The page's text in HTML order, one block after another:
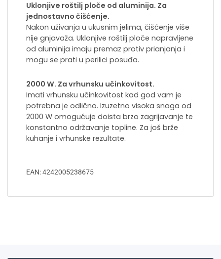
Uklonjive roštilj ploče od aluminija. Za
jednostavno čišćenje.
Nakon uživanja u ukusnim jelima, čišćenje više
nije gnjavaža. Uklonjive roštilj ploče napravljene
od aluminija imaju premaz protiv prianjanja i
mogu se prati u perilici posuđa.
2000 W. Za vrhunsku učinkovitost.
Imati vrhunsku učinkovitost kad god vam je
potrebna je odlično. Izuzetno visoka snaga od
2000 W omogućuje doista brzo zagrijavanje te
konstantno održavanje topline. Za još brže
kuhanje i vrhunske rezultate.
EAN: 4242005238675